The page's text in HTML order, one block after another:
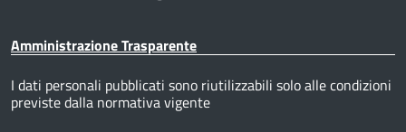
Amministrazione Trasparente
I dati personali pubblicati sono riutilizzabili solo alle condizioni
previste dalla normativa vigente